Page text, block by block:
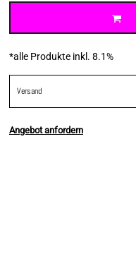
*alle Produkte inkl. 8.1%
Versand
Angebot anfordern